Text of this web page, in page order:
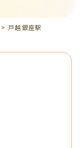
> 戸越銀座駅